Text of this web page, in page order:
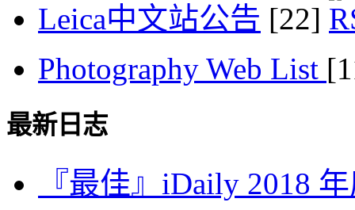
Leica中文站公告 [22]
Photography Web List
最新日志
『最佳』iDaily 2018